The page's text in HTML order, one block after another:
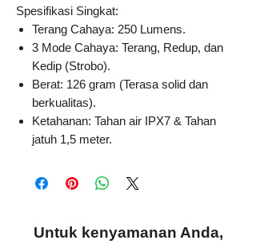
Spesifikasi Singkat:
Terang Cahaya: 250 Lumens.
3 Mode Cahaya: Terang, Redup, dan
Kedip (Strobo).
Berat: 126 gram (Terasa solid dan
berkualitas).
Ketahanan: Tahan air IPX7 & Tahan
jatuh 1,5 meter.
Untuk kenyamanan Anda,